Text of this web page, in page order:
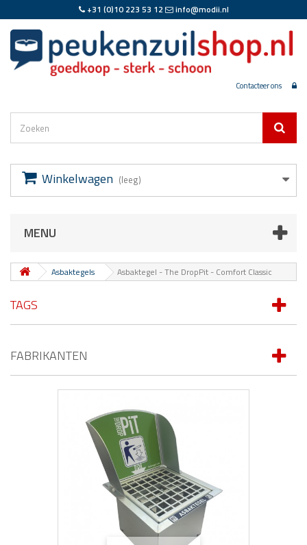
+31 (0)10 223 53 12 info@modii.nl
Contacteer ons
Winkelwagen (leeg)
MENU
Asbaktegels Asbaktegel - The DropPit - Comfort Classic
TAGS
FABRIKANTEN